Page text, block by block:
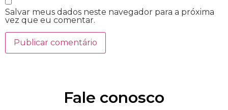
Salvar meus dados neste navegador para a próxima
vez que eu comentar.
Fale conosco